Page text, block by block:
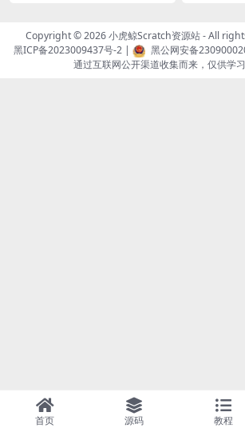
Copyright © 2026小虎鲸Scratch资源站- All
黑ICP备2023009437号-2| 黑公网安备
通过互联网公开渠道收集而来，仅供学
首页 源码 教程